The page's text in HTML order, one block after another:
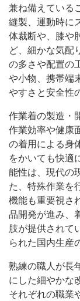
兼ね備えている
縫製、運動時に
体裁断や、膝や
ど、細かな気配
の多さや配置の
や小物、携帯端
やすさと安全性
作業着の製造・
作業効率や健康
の着用による身
をかいても快適
能性は、現代の
た、特殊作業を
機能も重要視さ
品開発が進み、
肢が提供されて
られた国内生産
熟練の職人が長
にした細やかな
それぞれの職業